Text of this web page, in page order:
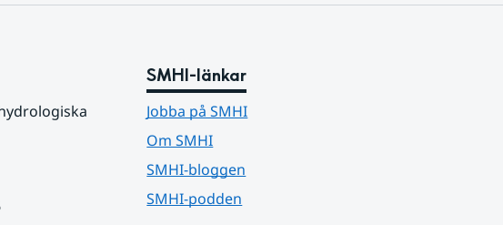
SMHI-länkar
Jobba på SMHI
Om SMHI
SMHI-bloggen
SMHI-podden